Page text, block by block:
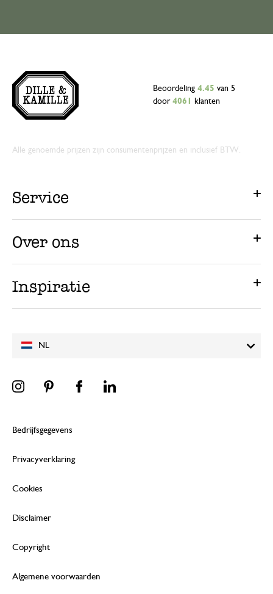
NL
Beoordeling 4.45 van 5
door 4061 klanten
Alle genoemde prijzen zijn consumentenprijzen en inclusief BTW.
Service
Over ons
Inspiratie
Bedrijfsgegevens
Privacyverklaring
Cookies
Disclaimer
Copyright
Algemene voorwaarden